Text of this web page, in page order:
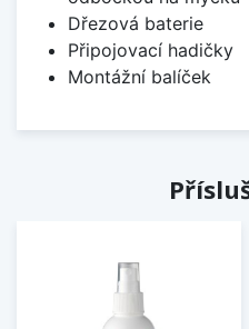
Dřezová baterie
Připojovací hadičky
Montážní balíček